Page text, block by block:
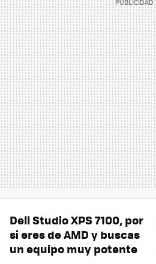
Dell Studio XPS 7100, por
si eres de AMD y buscas
un equipo muy potente